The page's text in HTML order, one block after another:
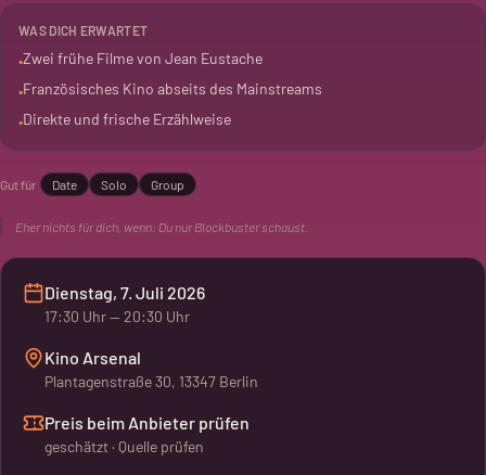
und hat einen heiteren Ton. Dazu gibt es Akkordeonmusik.
„Le Père Noël a les yeux bleus“ ist der zweite Teil von Eustaches
Jugendlichen, der sich als Weihnachtsmann verdingt. Eine
stummer Kurzfilm.
WAS DICH ERWARTET
•Zwei frühe Filme von Jean Eustache
•Französisches Kino abseits des Mainstreams
•Direkte und frische Erzählweise
Gut für Date Solo Group
Eher nichts für dich, wenn: Du nur Blockbuster schaust.
Dienstag, 7. Juli 2026
17:30 Uhr— 20:30 Uhr
Kino Arsenal
Plantagenstraße 30, 13347 Berlin
Preis beim Anbieter prüfen
geschätzt · Quelle prüfen